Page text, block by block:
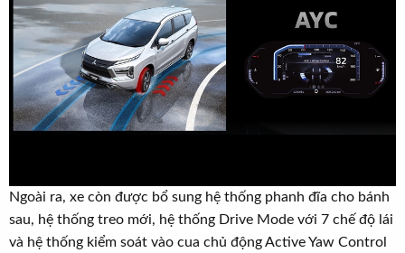
Ngoài ra, xe còn được bổ sung hệ thống phanh đĩa cho bánh
sau, hệ thống treo mới, hệ thống Drive Mode với 7 chế độ lái
và hệ thống kiểm soát vào cua chủ động Active Yaw Control